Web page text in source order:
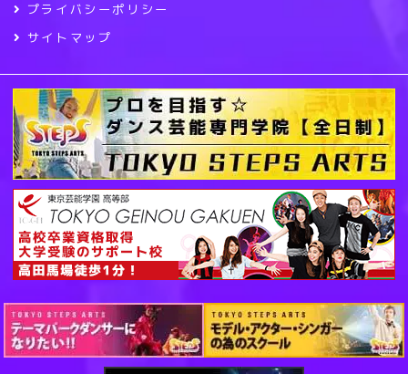
プライバシーポリシー
サイトマップ